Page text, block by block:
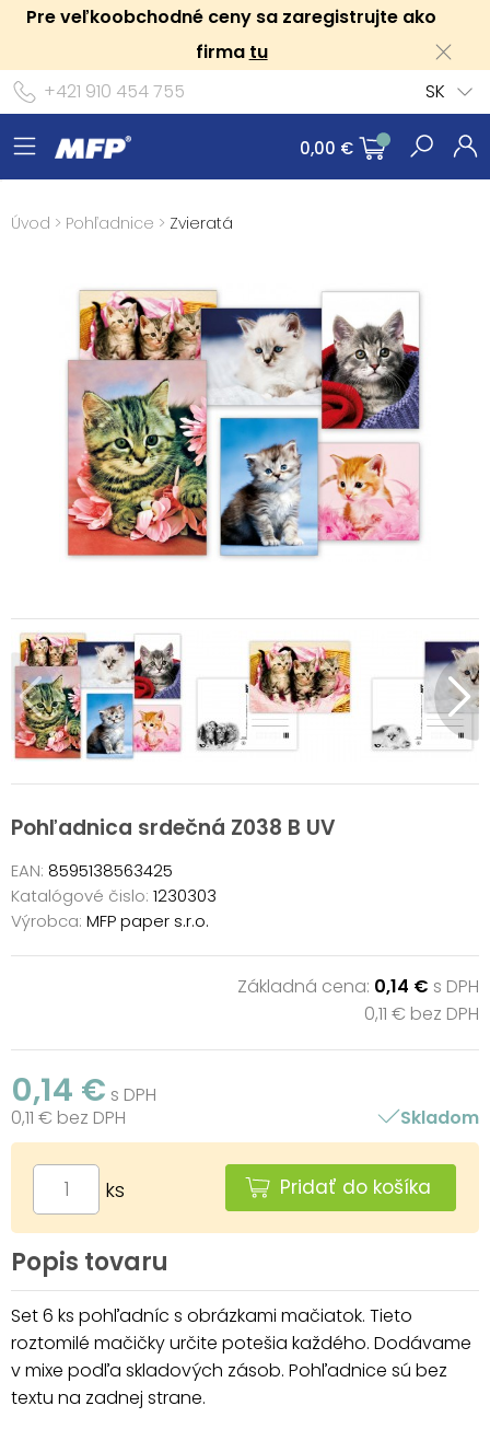
Pre veľkoobchodné ceny sa zaregistrujte ako
firma tu
+421 910 454 755
SK
0,00 €
Úvod > Pohľadnice > Zvieratá
Pohľadnica srdečná Z038 B UV
EAN: 8595138563425
Katalógové čislo: 1230303
Výrobca: MFP paper s.r.o.
Základná cena: 0,14 € s DPH
0,11 € bez DPH
0,14 € s DPH
0,11 € bez DPH
Skladom
ks Pridať do košíka
Popis tovaru
Set 6 ks pohľadníc s obrázkami mačiatok. Tieto
roztomilé mačičky určite potešia každého. Dodávame
v mixe podľa skladových zásob. Pohľadnice sú bez
textu na zadnej strane.